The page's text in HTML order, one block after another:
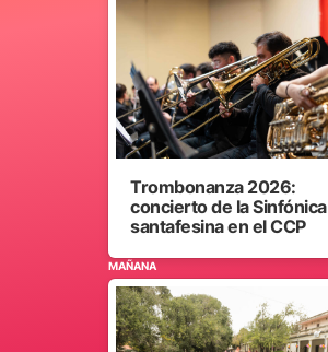
Trombonanza 2026:
concierto de la Sinfónica
santafesina en el CCP
MAÑANA